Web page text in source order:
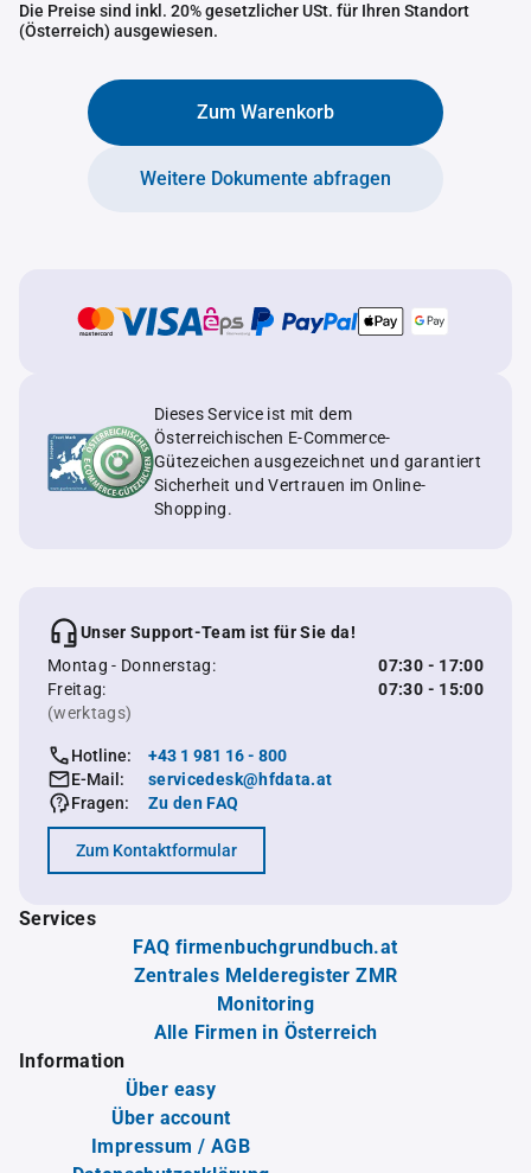
Die Preise sind inkl. 20% gesetzlicher USt. für Ihren Standort
(Österreich) ausgewiesen.
Zum Warenkorb
Weitere Dokumente abfragen
Dieses Service ist mit dem
Österreichischen E-Commerce-
Gütezeichen ausgezeichnet und garantiert
Sicherheit und Vertrauen im Online-
Shopping.
Unser Support-Team ist für Sie da!
Montag - Donnerstag:
07:30 - 17:00
Freitag:
07:30 - 15:00
(werktags)
Hotline:
+43 1 981 16 - 800
E-Mail:
servicedesk@hfdata.at
Fragen:
Zu den FAQ
Zum Kontaktformular
Services
FAQ firmenbuchgrundbuch.at
Zentrales Melderegister ZMR
Monitoring
Alle Firmen in Österreich
Information
Über easy
Über account
Impressum / AGB